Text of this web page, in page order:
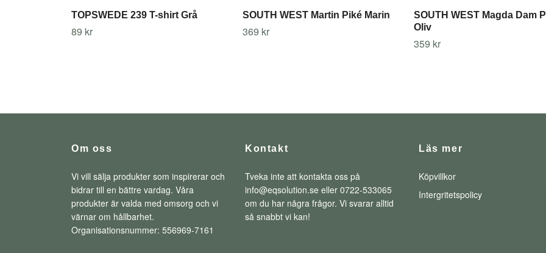
TOPSWEDE 239 T-shirt Grå
89 kr
SOUTH WEST Martin Piké Marin
369 kr
SOUTH WEST Magda Dam
Oliv
359 kr
Om oss
Vi vill sälja produkter som inspirerar och
bidrar till en bättre vardag. Våra
produkter är valda med omsorg och vi
värnar om hållbarhet.
Organisationsnummer: 556969-7161
Kontakt
Tveka inte att kontakta oss på
info@eqsolution.se eller 0722-533065
om du har några frågor. Vi svarar alltid
så snabbt vi kan!
Läs mer
Köpvillkor
Intergritetspolicy